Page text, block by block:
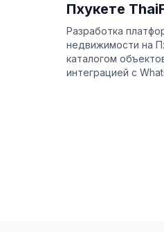
Пхукете
Разработка
недвижимости на
каталогом
интеграцией с